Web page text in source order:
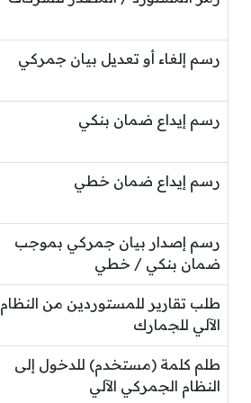
رسم إلغاء أو تعديل بيان جمركي
رسم إيداع ضمان بنكي
رسم إيداع ضمان خطي
رسم إصدار بيان جمركي بموجب
ضمان بنكي / خطي
طلب تقارير للمستوردين من النظام
الآلي للجمارك
طلم كلمة (مستخدم) للدخول إلى
النظام الجمركي الآلي